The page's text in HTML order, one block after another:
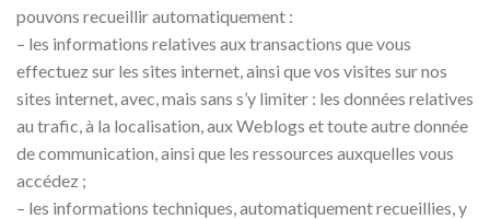
pouvons recueillir automatiquement :
– les informations relatives aux transactions que vous
effectuez sur les sites internet, ainsi que vos visites sur nos
sites internet, avec, mais sans s’y limiter : les données relatives
au trafic, à la localisation, aux Weblogs et toute autre donnée
de communication, ainsi que les ressources auxquelles vous
accédez ;
– les informations techniques, automatiquement recueillies, y